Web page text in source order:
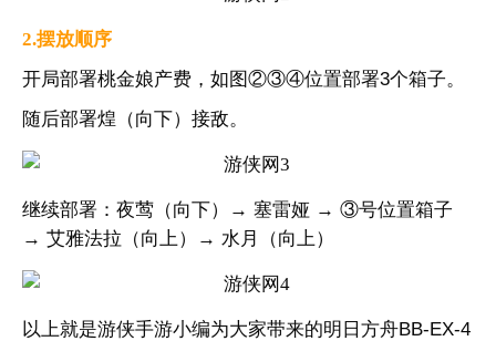
2.摆放顺序
开局部署桃金娘产费，如图②③④位置部署3个箱子。
随后部署煌（向下）接敌。
继续部署：夜莺（向下）→ 塞雷娅 → ③号位置箱子
→ 艾雅法拉（向上）→ 水月（向上）
以上就是游侠手游小编为大家带来的明日方舟BB-EX-4